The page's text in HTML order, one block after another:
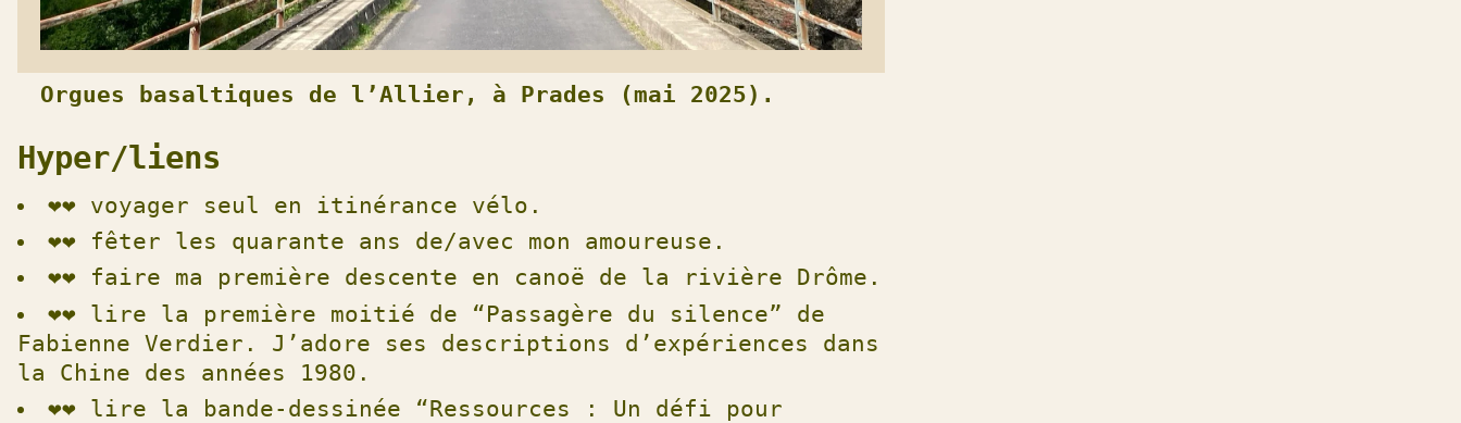
Orgues basaltiques de l’Allier, à Prades (mai 2025).
Hyper/liens
❤️❤️ voyager seul en itinérance vélo.
❤️❤️ fêter les quarante ans de/avec mon amoureuse.
❤️❤️ faire ma première descente en canoë de la rivière Drôme.
❤️❤️ lire la première moitié de “Passagère du silence” de
Fabienne Verdier. J’adore ses descriptions d’expériences dans
la Chine des années 1980.
❤️❤️ lire la bande-dessinée “Ressources : Un défi pour